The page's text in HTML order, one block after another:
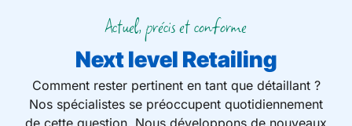
Actuel, précis et conforme
Next level Retailing
Comment rester pertinent en tant que détaillant ?
Nos spécialistes se préoccupent quotidiennement